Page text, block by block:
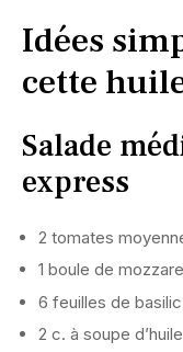
Idées
cette
Salade
express
2 tomates
1 boule de
6 feuilles de basilic
2 c. à soupe